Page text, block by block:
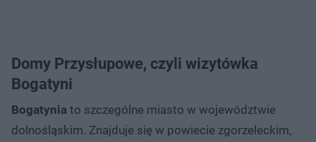
Domy Przysłupowe, czyli wizytówka
Bogatyni
Bogatynia to szczególne miasto w województwie
dolnośląskim. Znajduje się w powiecie zgorzeleckim,